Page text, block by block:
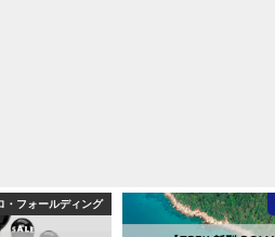
・フォールディング